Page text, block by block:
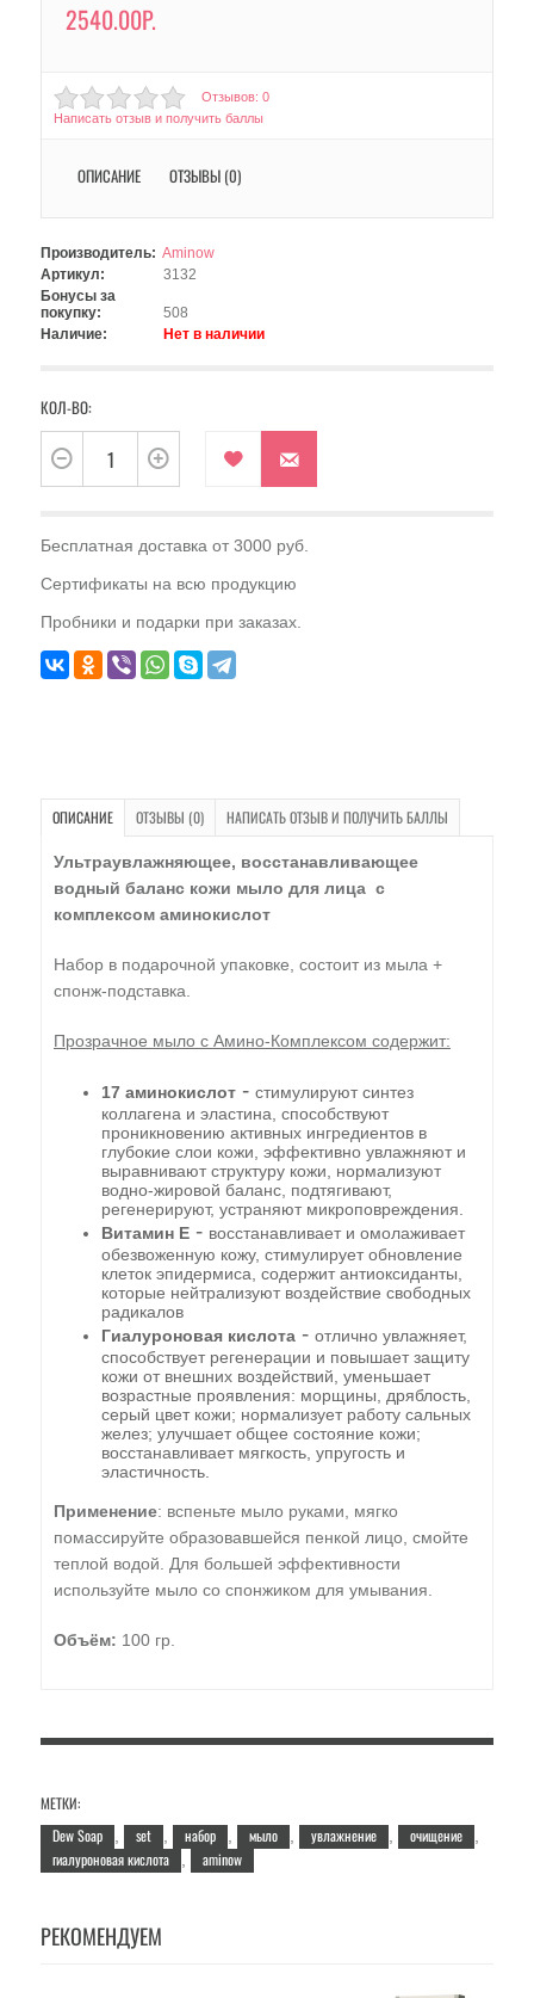
2540.00Р.
Отзывов: 0
Написать отзыв и получить баллы
ОПИСАНИЕ ОТЗЫВЫ (0)
Производитель: Aminow
Артикул:
3132
Бонусы за
покупку:
508
Наличие:
Нет в наличии
КОЛ-ВО:
Бесплатная доставка от 3000 руб.
Сертификаты на всю продукцию
Пробники и подарки при заказах.
ОПИСАНИЕ ОТЗЫВЫ (0) НАПИСАТЬ ОТЗЫВ И ПОЛУЧИТЬ БАЛЛЫ
Ультраувлажняющее, восстанавливающее
водный баланс кожи мыло для лица с
комплексом аминокислот
Набор в подарочной упаковке, состоит из мыла +
спонж-подставка.
Прозрачное мыло с Амино-Комплексом содержит:
17 аминокислот - стимулируют синтез
коллагена и эластина, способствуют
проникновению активных ингредиентов в
глубокие слои кожи, эффективно увлажняют и
выравнивают структуру кожи, нормализуют
водно-жировой баланс, подтягивают,
регенерируют, устраняют микроповреждения.
Витамин Е - восстанавливает и омолаживает
обезвоженную кожу, стимулирует обновление
клеток эпидермиса, содержит антиоксиданты,
которые нейтрализуют воздействие свободных
радикалов
Гиалуроновая кислота - отлично увлажняет,
способствует регенерации и повышает защиту
кожи от внешних воздействий, уменьшает
возрастные проявления: морщины, дряблость,
серый цвет кожи; нормализует работу сальных
желез; улучшает общее состояние кожи;
восстанавливает мягкость, упругость и
эластичность.
Применение: вспеньте мыло руками, мягко
помассируйте образовавшейся пенкой лицо, смойте
теплой водой. Для большей эффективности
используйте мыло со спонжиком для умывания.
Объём: 100 гр.
МЕТКИ:
Dew Soap
set набор мыло увлажнение очищение
гиалуроновая кислота aminow
РЕКОМЕНДУЕМ